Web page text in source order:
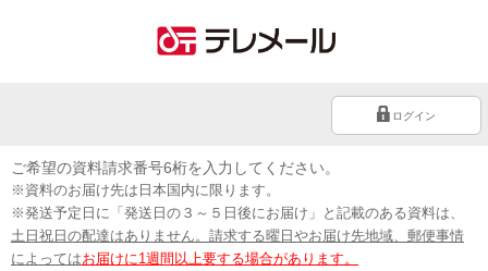
ログイン
ご希望の資料請求番号6桁を入力してください。
※資料のお届け先は日本国内に限ります。
※発送予定日に「発送日の３～５日後にお届け」と記載のある資料は、
土日祝日の配達はありません。請求する曜日やお届け先地域、郵便事情
によってはお届けに1週間以上要する場合があります。